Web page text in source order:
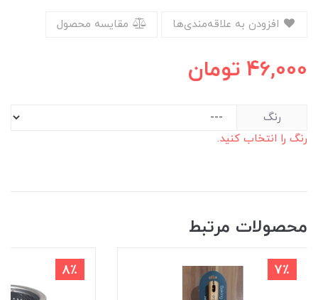
مقایسه محصول
46,000 تومان
رنگ
رنگ را انتخاب کنید.
محصولات مرتبط
7٪ 8٪